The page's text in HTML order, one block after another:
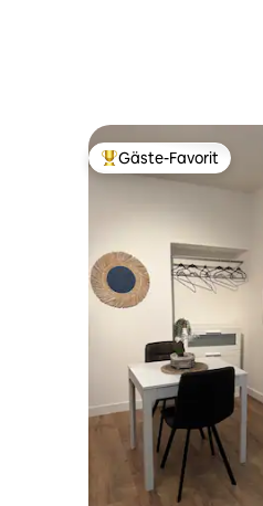
Beliebter Gäste-Favorit.
Gäste-Favorit